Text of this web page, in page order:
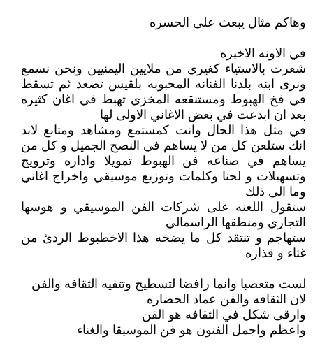
وهاكم مثال يبعث على الحسره
في الاونه الاخيره
شعرت بالاستياء كغيري من ملايين اليمنيين ونحن نسمع
ونرى ابنه بلدنا الفنانه المحبوبه بلقيس تصعد ثم تسقط
في فخ الهبوط ومستنقعه المخزي تهبط في اغان كثيره
بعد ان ابدعت في بعض الاغاني الاولى لها
في مثل هذا الحال وانت كمستمع ومشاهد ومتابع لابد
انك ستلعن كل من لا يساهم في النصح الجميل و كل من
يساهم في صناعه فن الهبوط تمويلا واداره وترويح
وتسهيلات و لحنا وكلمات وتوزيع موسيقي واخراج اغاني
وما الى ذلك
ستقول اللعنه على شركات الفن الموسيقي و هوسها
التجاري ومنطقها الراسمالي
ستهاجم و تنتقد كل ما يضخه هذا الاخطبوط الردئ من
غثاء و قذاره
لست متعصبا وانما رافضا لتسطيح وتتفيه الثقافه والفن
لان الثقافه والفن عماد الحضاره
وارقى شكل في الثقافه هو الفن
واعظم واجمل الفنون هو فن الموسيقا والغناء